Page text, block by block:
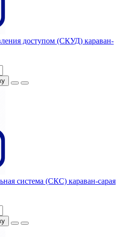
доступом (СКУД) караван-
система (СКС) караван-сарая